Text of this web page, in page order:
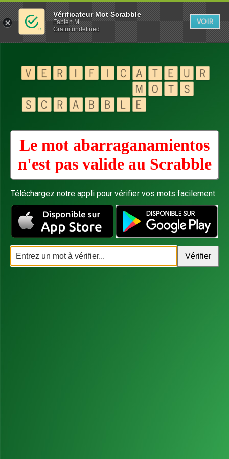
Le mot abarraganamientos
n'est pas valide au Scrabble
Téléchargez notre appli pour vérifier vos mots facilement :
Vérificateur Mot Scrabble
Fabien M
Gratuitundefined
VOIR